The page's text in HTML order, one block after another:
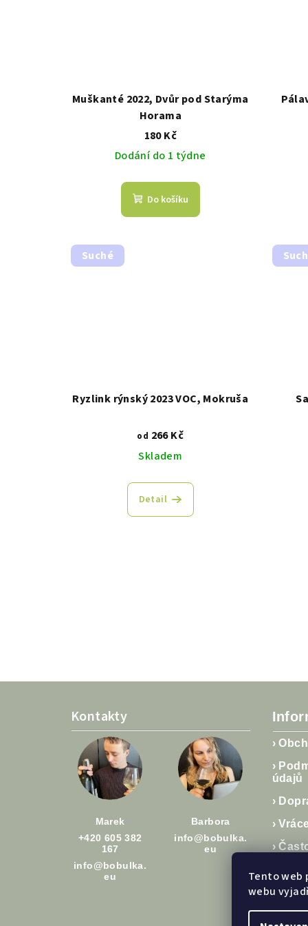
Tento web
webu
Muškanté 2022, Dvůr pod Starýma
Horama
180 Kč
Dodání do 1 týdne
Do košíku
Suché
Ryzlink rýnský 2023 VOC, Mokruša
od 266 Kč
Skladem
Detail
Kontakty
Marek
+420 605 382
167
info@bobulka.
eu
Barbora
info@bobulka.
eu
›
›
údajů
›
›
›
›